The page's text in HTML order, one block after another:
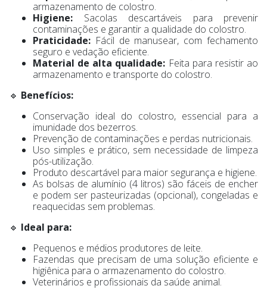
armazenamento de colostro.
Higiene: Sacolas descartáveis para prevenir
contaminações e garantir a qualidade do colostro.
Praticidade: Fácil de manusear, com fechamento
seguro e vedação eficiente.
Material de alta qualidade: Feita para resistir ao
armazenamento e transporte do colostro.
🔹 Benefícios:
Conservação ideal do colostro, essencial para a
imunidade dos bezerros.
Prevenção de contaminações e perdas nutricionais.
Uso simples e prático, sem necessidade de limpeza
pós-utilização.
Produto descartável para maior segurança e higiene.
As bolsas de alumínio (4 litros) são fáceis de encher
e podem ser pasteurizadas (opcional), congeladas e
reaquecidas sem problemas.
🔹 Ideal para:
Pequenos e médios produtores de leite.
Fazendas que precisam de uma solução eficiente e
higiênica para o armazenamento do colostro.
Veterinários e profissionais da saúde animal.